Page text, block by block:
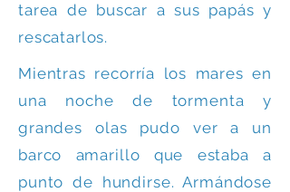
tarea de buscar a sus papás y
rescatarlos.
Mientras recorría los mares en
una noche de tormenta y
grandes olas pudo ver a un
barco amarillo que estaba a
punto de hundirse. Armándose